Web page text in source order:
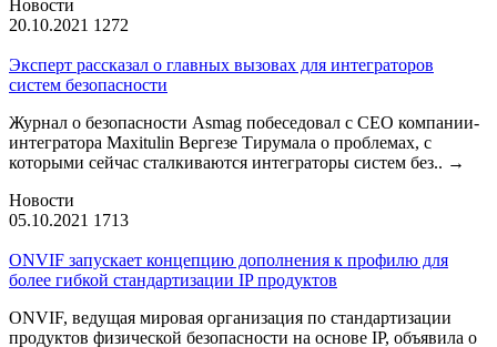
Новости
20.10.2021 1272
Эксперт рассказал о главных вызовах для интеграторов
систем безопасности
Журнал о безопасности Asmag побеседовал с CEO компании-
интегратора Maxitulin Вергезе Тирумала о проблемах, с
которыми сейчас сталкиваются интеграторы систем без.. →
Новости
05.10.2021 1713
ONVIF запускает концепцию дополнения к профилю для
более гибкой стандартизации IP продуктов
ONVIF, ведущая мировая организация по стандартизации
продуктов физической безопасности на основе IP, объявила о